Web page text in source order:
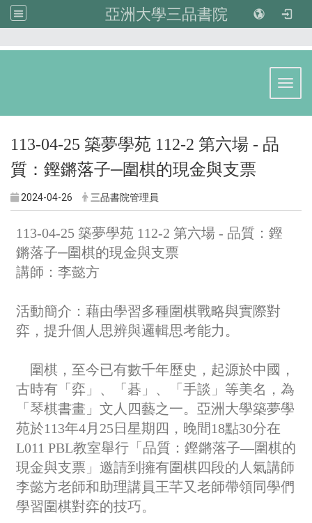
亞洲大學三品書院
113-04-25 築夢學苑 112-2 第六場 - 品
質：鏗鏘落子─圍棋的現金與支票
2024-04-26 三品書院管理員
113-04-25 築夢學苑 112-2 第六場 - 品質：鏗
鏘落子─圍棋的現金與支票
講師：李懿方
活動簡介： 藉由學習多種圍棋戰略與實際對
弈，提升個人思辨與邏輯思考能力。
圍棋，至今已有數千年歷史，起源於中國，
古時有「弈」、「碁」、「手談」等美名，為
「琴棋書畫」文人四藝之一。亞洲大學築夢學
苑於113年4月25日星期四，晚間18點30分在
L011 PBL教室舉行「品質：鏗鏘落子—圍棋的
現金與支票」邀請到擁有圍棋四段的人氣講師
李懿方老師和助理講員王芊又老師帶領同學們
學習圍棋對弈的技巧。